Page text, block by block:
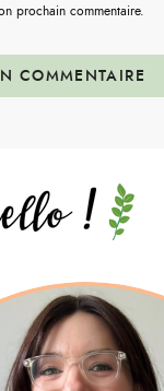
prochain commentaire.